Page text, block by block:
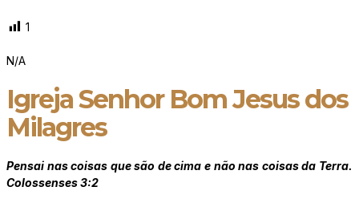
1
N/A
Igreja Senhor Bom Jesus dos
Milagres
Pensai nas coisas que são de cima e não nas coisas da Terra.
Colossenses 3:2